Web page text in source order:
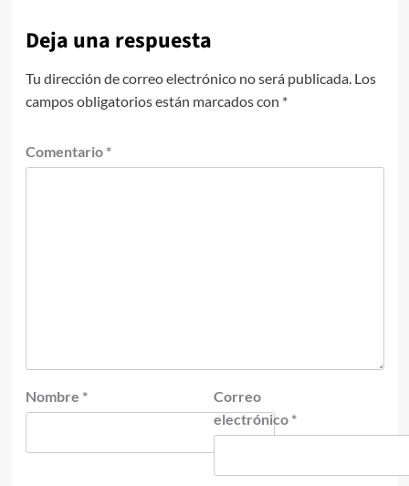
Deja una respuesta
Tu dirección de correo electrónico no será publicada. Los
campos obligatorios están marcados con *
Comentario *
Nombre *
Correo
electrónico *